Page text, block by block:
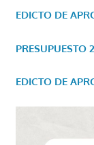
EDICTO DE
PRESUPUESTO
EDICTO DE